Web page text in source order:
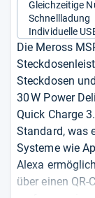
Gleichzeitige
Schnellladung
Individuelle
Die Meross
Steckdosen
30 W Power
Quick Charge
Standard, was
Systeme wie
Alexa
über einen